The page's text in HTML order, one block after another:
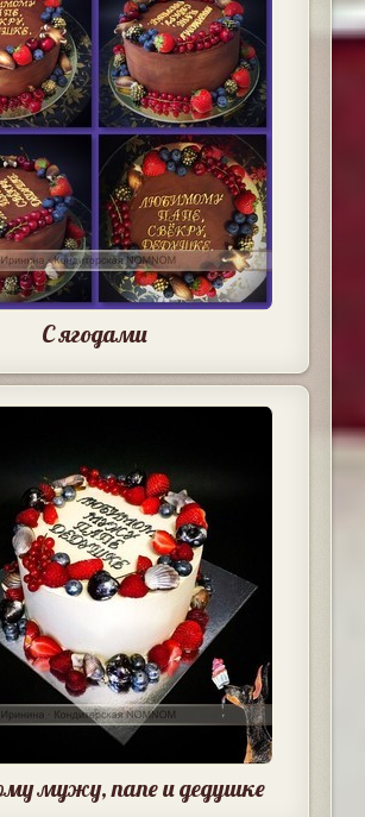
С ягодами
мужу, папе и дедушке